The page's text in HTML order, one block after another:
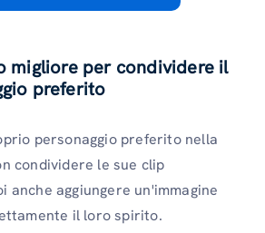
migliore per condividere il
preferito
personaggio preferito nella
condividere le sue clip
anche aggiungere un'immagine
il loro spirito.